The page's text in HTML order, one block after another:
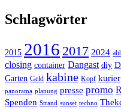
Schlagwörter
2015 2016 2017 2024
closing container Dangast diy
Garten Geld kabine Kopf kurier
panorama planung presse promo
Spenden Strand sunset techno